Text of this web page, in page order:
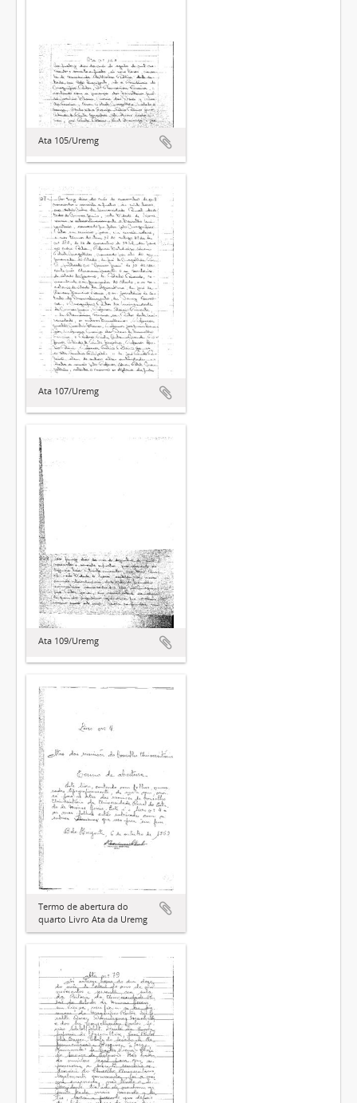
Ata 105/Uremg
Ata 107/Uremg
Ata 109/Uremg
Termo de abertura do
quarto Livro Ata da Uremg